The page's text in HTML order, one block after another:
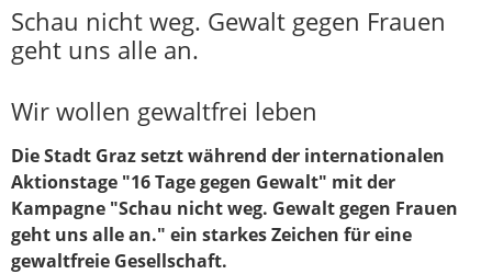
Schau nicht weg. Gewalt gegen Frauen
geht uns alle an.
Wir wollen gewaltfrei leben
Die Stadt Graz setzt während der internationalen
Aktionstage "16 Tage gegen Gewalt" mit der
Kampagne "Schau nicht weg. Gewalt gegen Frauen
geht uns alle an." ein starkes Zeichen für eine
gewaltfreie Gesellschaft.